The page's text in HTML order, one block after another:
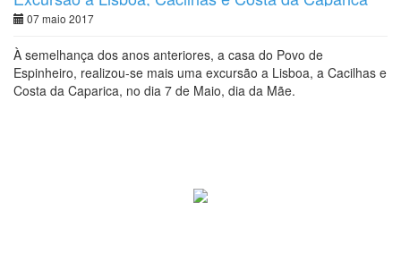
07 maio 2017
À semelhança dos anos anteriores, a casa do Povo de
Espinheiro, realizou-se mais uma excursão a Lisboa, a Cacilhas e
Costa da Caparica, no dia 7 de Maio, dia da Mãe.